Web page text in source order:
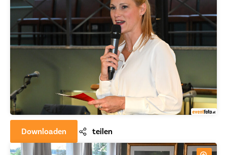
Downloaden teilen